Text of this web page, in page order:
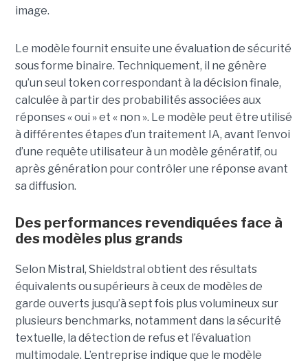
image.
Le modèle fournit ensuite une évaluation de sécurité
sous forme binaire. Techniquement, il ne génère
qu’un seul token correspondant à la décision finale,
calculée à partir des probabilités associées aux
réponses « oui » et « non ». Le modèle peut être utilisé
à différentes étapes d’un traitement IA, avant l’envoi
d’une requête utilisateur à un modèle génératif, ou
après génération pour contrôler une réponse avant
sa diffusion.
Des performances revendiquées face à
des modèles plus grands
Selon Mistral, Shieldstral obtient des résultats
équivalents ou supérieurs à ceux de modèles de
garde ouverts jusqu’à sept fois plus volumineux sur
plusieurs benchmarks, notamment dans la sécurité
textuelle, la détection de refus et l’évaluation
multimodale. L’entreprise indique que le modèle